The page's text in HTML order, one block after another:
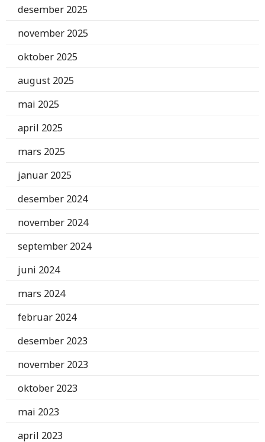
desember 2025
november 2025
oktober 2025
august 2025
mai 2025
april 2025
mars 2025
januar 2025
desember 2024
november 2024
september 2024
juni 2024
mars 2024
februar 2024
desember 2023
november 2023
oktober 2023
mai 2023
april 2023